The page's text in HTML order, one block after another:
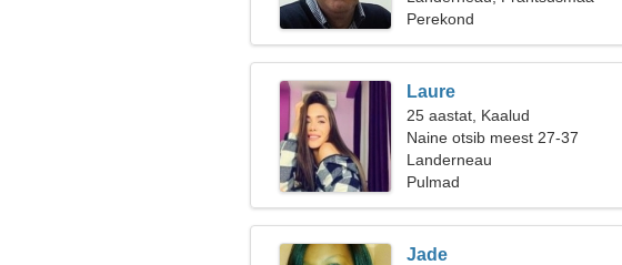
Perekond
Laure
25 aastat, Kaalud
Naine otsib meest 27-37
Landerneau
Pulmad
Jade